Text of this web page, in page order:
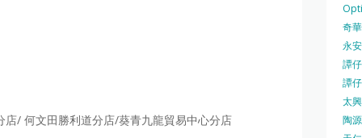
/ 何文田勝利道分店/葵青九龍貿易中心分店
奇
永
譚
譚
太
陶